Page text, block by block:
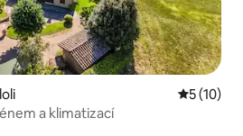
Průměrné
5 (10)
a klimatizací